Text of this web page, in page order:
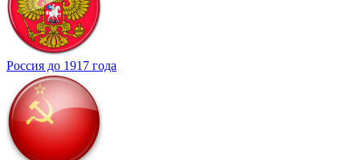
Россия до 1917 года